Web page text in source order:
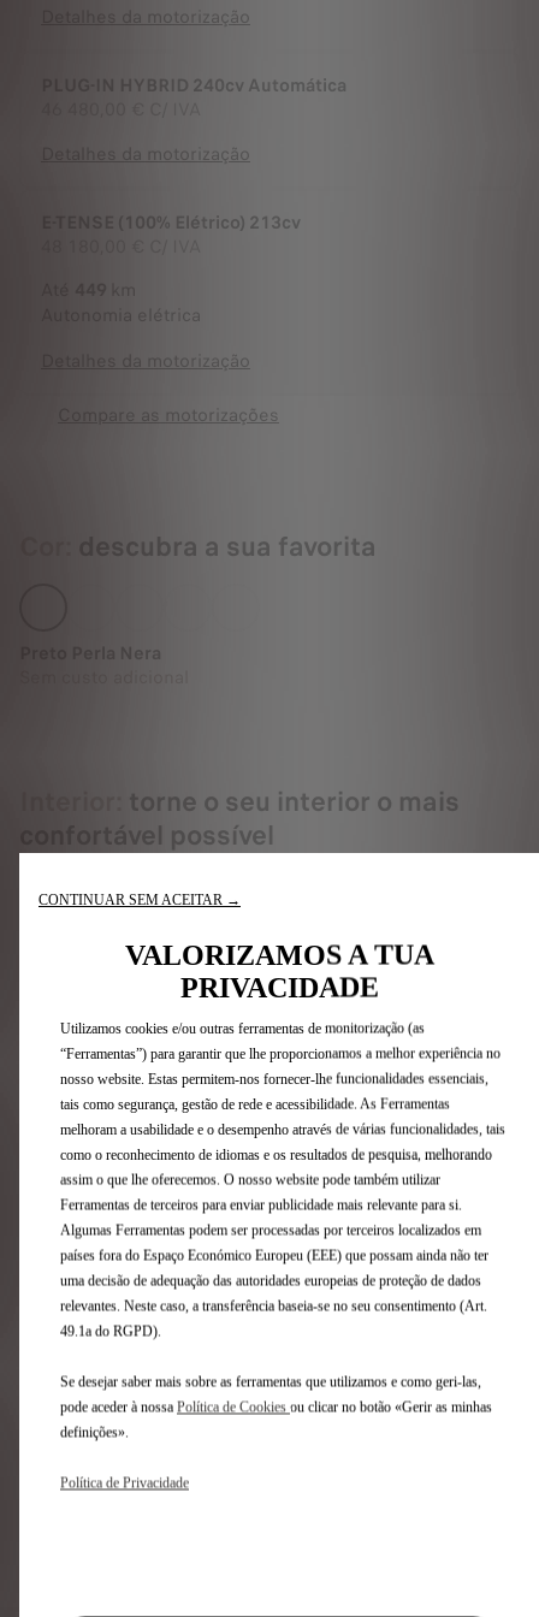
Detalhes da motorização
PLUG-IN HYBRID 240cv Automática
Detalhes da motorização
E-TENSE (100% Elétrico) 213cv
Autonomia elétrica
Detalhes da motorização
Compare as motorizações
descubra a sua favorita
Preto Perla Nera
torne o seu interior o mais
confortável possível
Necessita de tempo para pensar?
Avaliação de
Retoma
Enviar esta oferta
por email
Marcar Test Drive
Precisa de ajuda?
financiamento ou outro tipo de apoio, por favor contacte-
Contacte um vendedor (número grátis) 800 782 046
CONTINUAR SEM ACEITAR →
VALORIZAMOS A TUA
PRIVACIDADE
Utilizamos cookies e/ou outras ferramentas de monitorização (as
“Ferramentas”) para garantir que lhe proporcionamos a melhor experiência no
nosso website. Estas permitem-nos fornecer-lhe funcionalidades essenciais,
tais como segurança, gestão de rede e acessibilidade. As Ferramentas
melhoram a usabilidade e o desempenho através de várias funcionalidades, tais
como o reconhecimento de idiomas e os resultados de pesquisa, melhorando
assim o que lhe oferecemos. O nosso website pode também utilizar
Ferramentas de terceiros para enviar publicidade mais relevante para si.
Algumas Ferramentas podem ser processadas por terceiros localizados em
países fora do Espaço Económico Europeu (EEE) que possam ainda não ter
uma decisão de adequação das autoridades europeias de proteção de dados
relevantes. Neste caso, a transferência baseia-se no seu consentimento (Art.
49.1a do RGPD).
Se desejar saber mais sobre as ferramentas que utilizamos e como geri-las,
pode aceder à nossa Política de Cookies ou clicar no botão «Gerir as minhas
definições».
Política de Privacidade